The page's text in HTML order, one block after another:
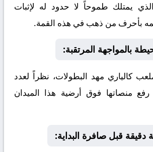
يمتلك طموحاً لا حدود له لإثبات
بأحرف من ذهب في هذه القمة.
بالمواجهة المرتقبة:
كالياري مهد البطولات، نظراً لعدد
رفع منصاتها فوق أرضية هذا الميدان
دقيقة قبل صافرة البداية: